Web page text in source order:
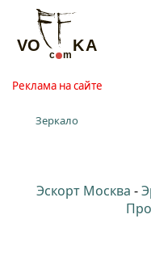
Реклама на сайте
Зеркало
Эскорт Москва -